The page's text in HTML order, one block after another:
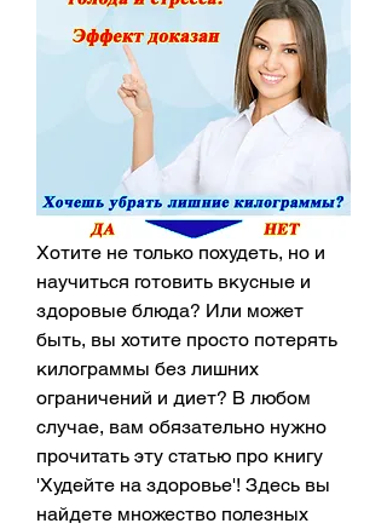
Хотите не только похудеть, но и
научиться готовить вкусные и
здоровые блюда? Или может
быть, вы хотите просто потерять
килограммы без лишних
ограничений и диет? В любом
случае, вам обязательно нужно
прочитать эту статью про книгу
'Худейте на здоровье'! Здесь вы
найдете множество полезных